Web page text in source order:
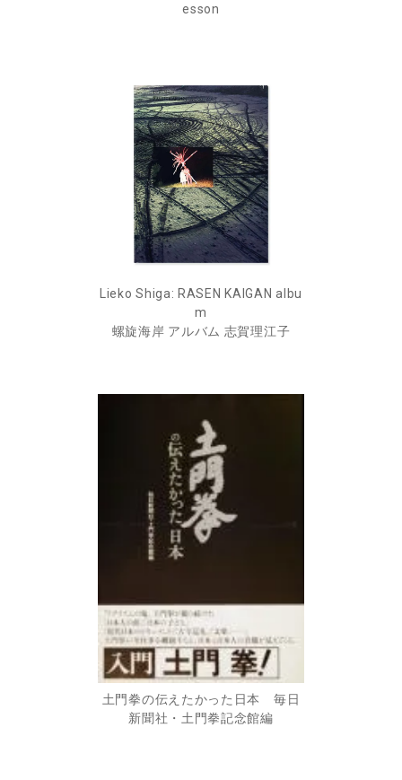
esson
Lieko Shiga: RASEN KAIGAN albu
m
螺旋海岸 アルバム 志賀理江子
土門拳の伝えたかった日本 毎日
新聞社・土門拳記念館編